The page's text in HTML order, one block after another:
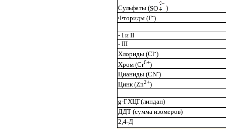
Сульфаты (SO
)
Фториды (F-)
-I иII
-III
Хлориды (Сl-)
Хром (Cr6+)
Цианиды (CN-)
Цинк (Zn2+)
g-ГХЦГ(линдан)
ДДТ (сумма изомеров)
2,4-Д